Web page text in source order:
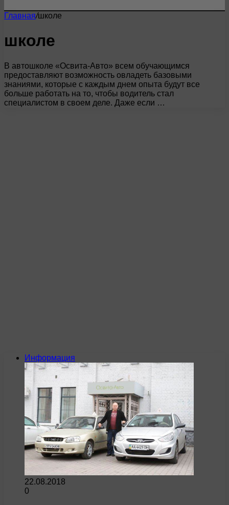
Главная/школе
школе
В автошколе «Освита-Авто» всем обучающимся
предоставляют возможность овладеть базовыми
знаниями, которые с каждым днем опыта будут все
больше работать на то, чтобы водитель стал
специалистом в своем деле. Даже если …
Информация
22.08.2018
0